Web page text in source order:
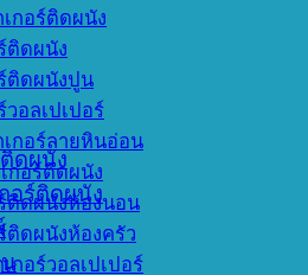
กอร์ติดผนัง
ติดผนัง
ติดผนังปูน
วอลเปเปอร์
กอร์ลายหินอ่อน
กอร์ติดผนัง
ติดผนังห้องนอน
ติดผนังห้องครัว
กอร์วอลเปเปอร์
ดผนัง
อร์ติดผนัง